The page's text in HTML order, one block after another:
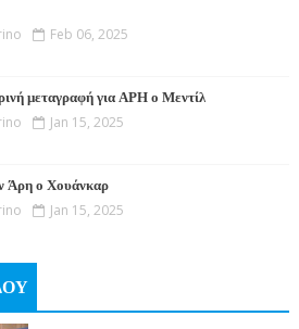
Feb 06, 2025
μεταγραφή για ΑΡΗ ο Μεντίλ
Jan 15, 2025
Άρη ο Χουάνκαρ
Jan 15, 2025